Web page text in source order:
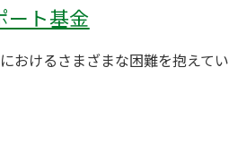
ート基金
おけるさまざまな困難を抱えて